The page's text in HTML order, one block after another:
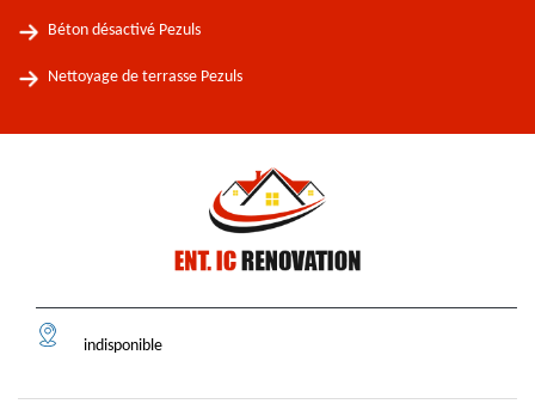
Béton désactivé Pezuls
Nettoyage de terrasse Pezuls
indisponible